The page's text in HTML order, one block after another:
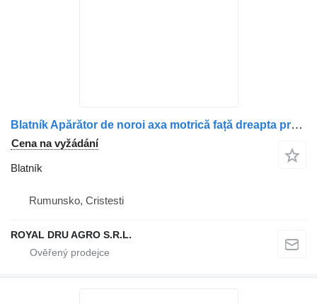
Blatník Apărător de noroi axa motrică față dreapta pro nákladní auta Mercedes-Benz A9745221101
Cena na vyžádání
Blatník
Rumunsko, Cristesti
ROYAL DRU AGRO S.R.L.